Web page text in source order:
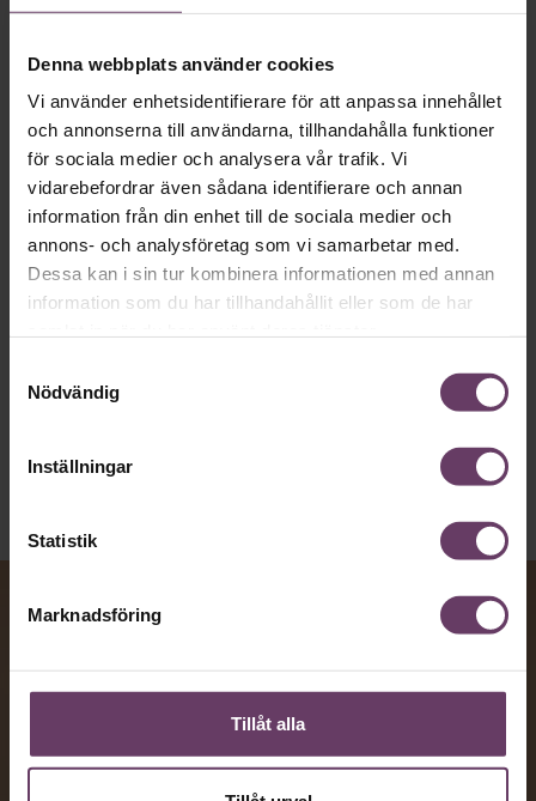
Denna webbplats använder cookies
Vi använder enhetsidentifierare för att anpassa innehållet
och annonserna till användarna, tillhandahålla funktioner
för sociala medier och analysera vår trafik. Vi
vidarebefordrar även sådana identifierare och annan
information från din enhet till de sociala medier och
annons- och analysföretag som vi samarbetar med.
Dessa kan i sin tur kombinera informationen med annan
information som du har tillhandahållit eller som de har
Nödvändig
Inställningar
Statistik
Marknadsföring
Tillåt alla
Skriv som en vd med en
app
MVH VD
Kan en app som förvandlar
text till korthugget vd-språk – utan
artighetsfraser, men gärna stavfel – vara
vägen för den som vill nå fram till
toppcheferna?
Text:Fredrik Kullberg